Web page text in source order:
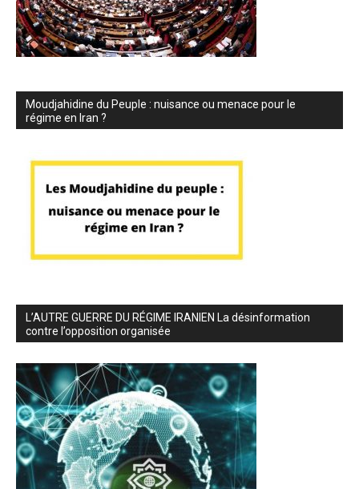
Moudjahidine du Peuple : nuisance ou menace pour le
régime en Iran ?
L’AUTRE GUERRE DU RÉGIME IRANIEN La désinformation
contre l’opposition organisée